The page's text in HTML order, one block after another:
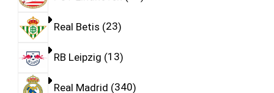
Real Betis 23
RB Leipzig 13
Real Madrid 340